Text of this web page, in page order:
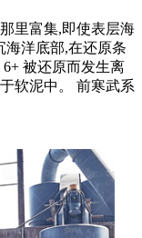
里富集,即使表层海
海洋底部,在还原条
被还原而发生离
软泥中。 前寒武系